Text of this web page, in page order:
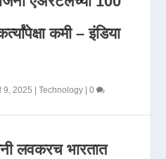
कमी – इंडिया
9, 2025 |Technology |0
लवकरच भारतात